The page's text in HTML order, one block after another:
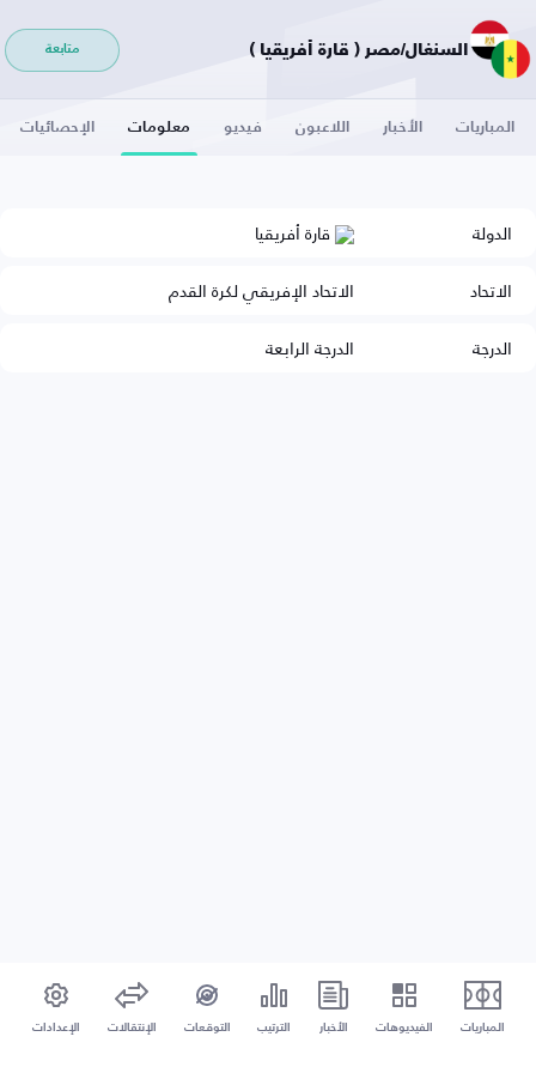
السنغال/مصر ( قارة أفريقيا ) متابعة
المباريات الأخبار اللاعبون فيديو معلومات الإحصائيات
الدولة
قارة أفريقيا
الاتحاد
الاتحاد الإفريقي لكرة القدم
الدرجة
الدرجة الرابعة
المباريات الفيديوهات الأخبار الترتيب التوقعات الإنتقالات الإعدادات